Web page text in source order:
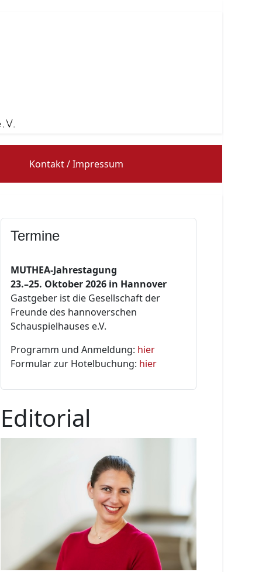
Kontakt / Impressum
Termine
MUTHEA-Jahrestagung
23.–25. Oktober 2026 in Hannover
Gastgeber ist die Gesellschaft der
Freunde des hannoverschen
Schauspielhauses e.V.
Programm und Anmeldung: hier
Formular zur Hotelbuchung: hier
Editorial